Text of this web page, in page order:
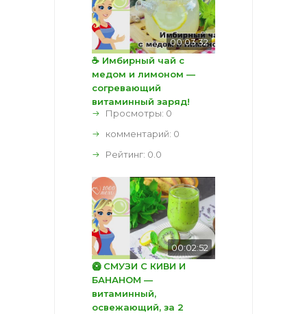
00:03:32
☕ Имбирный чай с
медом и лимоном —
согревающий
витаминный заряд!
Просмотры: 0
комментарий: 0
Рейтинг: 0.0
00:02:52
🥝 СМУЗИ С КИВИ И
БАНАНОМ —
витаминный,
освежающий, за 2